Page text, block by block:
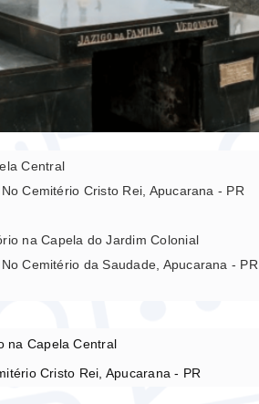
Central
Cemitério Cristo Rei, Apucarana - PR
na Capela do Jardim Colonial
Cemitério da Saudade, Apucarana - PR
na Capela Central
Cristo Rei, Apucarana - PR